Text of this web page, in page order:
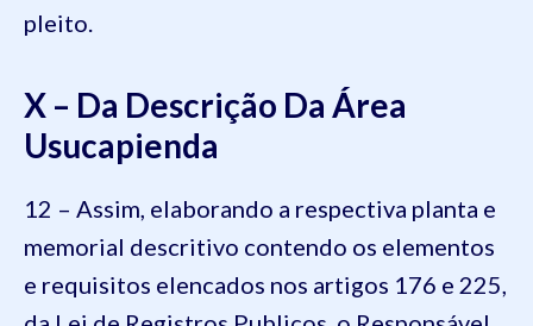
pleito.
X – Da Descrição Da Área
Usucapienda
12 – Assim, elaborando a respectiva planta e
memorial descritivo contendo os elementos
e requisitos elencados nos artigos 176 e 225,